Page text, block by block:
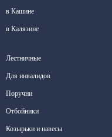
в Кашине
в Калязине
Лестничные
Для инвалидов
Поручни
Отбойники
Козырьки и навесы